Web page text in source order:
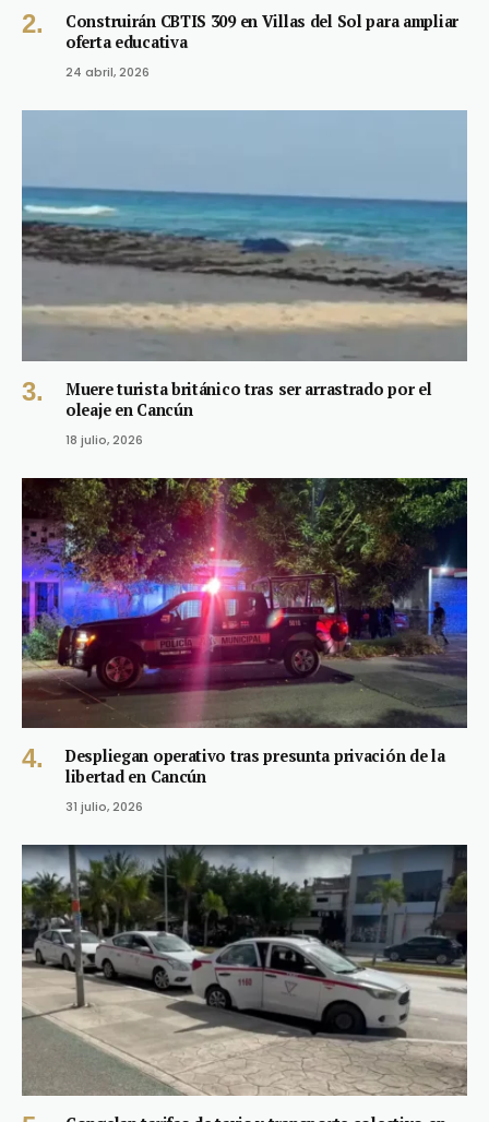
Construirán CBTIS 309 en Villas del Sol para ampliar
oferta educativa
24 abril, 2026
Muere turista británico tras ser arrastrado por el
oleaje en Cancún
18 julio, 2026
Despliegan operativo tras presunta privación de la
libertad en Cancún
31 julio, 2026